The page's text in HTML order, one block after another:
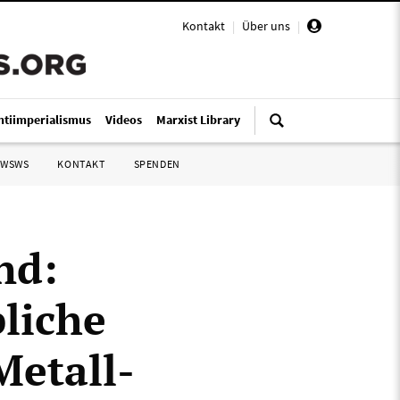
Kontakt | Über uns |
Videos Marxist Library
KONTAKT SPENDEN